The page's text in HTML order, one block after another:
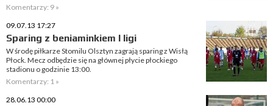
Komentarzy: 9 »
09.07.13 17:27
Sparing z beniaminkiem I ligi
W środę piłkarze Stomilu Olsztyn zagrają sparing z Wisłą
Płock. Mecz odbędzie się na głównej płycie płockiego
stadionu o godzinie 13:00.
Komentarzy: 1 »
28.06.13 00:00